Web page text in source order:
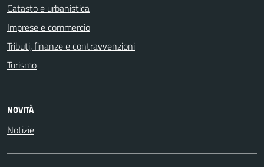
Catasto e urbanistica
Imprese e commercio
Tributi, finanze e contravvenzioni
Turismo
NOVITÀ
Notizie